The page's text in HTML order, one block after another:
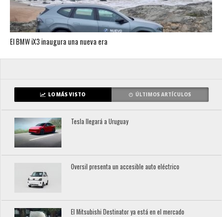
El BMW iX3 inaugura una nueva era
LO MÁS VISTO ÚLTIMOS ARTÍCULOS
Tesla llegará a Uruguay
Oversil presenta un accesible auto eléctrico
El Mitsubishi Destinator ya está en el mercado